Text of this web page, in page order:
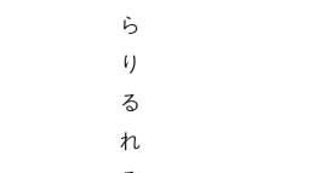
ら
り
る
れ